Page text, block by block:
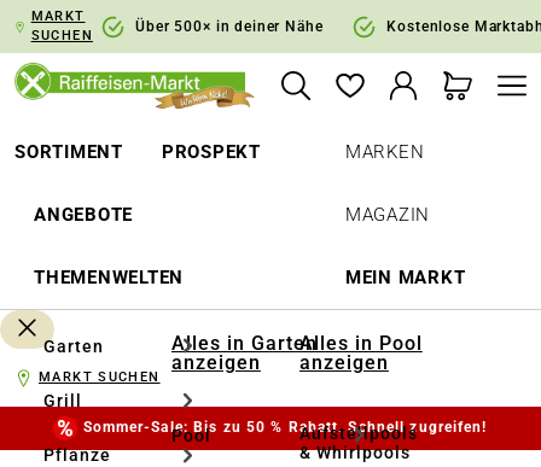
Zur Hauptnavigation springen
MARKT
SUCHEN
Über 500× in deiner Nähe Kostenlose
SORTIMENT PROSPEKT
ANGEBOTE
THEMENWELTEN
MARKEN
MAGAZIN
MEIN MARKT
Garten
Grill
Pflanze
Alles in Garten
anzeigen
Pool
Alles in Pool
anzeigen
Aufstellpools
& Whirlpools
MARKT SUCHEN
Sommer-Sale: Bis zu 50 % Rabatt. Schnell zugreifen!